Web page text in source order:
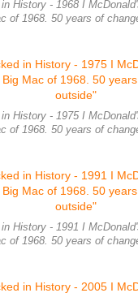
History - 1968 I
of 1968. 50 years of
History - 1975 I
of 1968. 50 years of
History - 1991 I
of 1968. 50 years of